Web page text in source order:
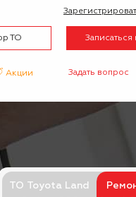
ТО Записаться
Акции Задать вопрос
ТО Toyota Land